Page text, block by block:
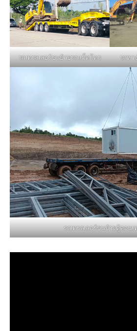
รถเทรลเลอร์ขนย้ายรถแม็คโคร รถหา
รถเทรลเลอร์ขนย้ายตู้คอนเ